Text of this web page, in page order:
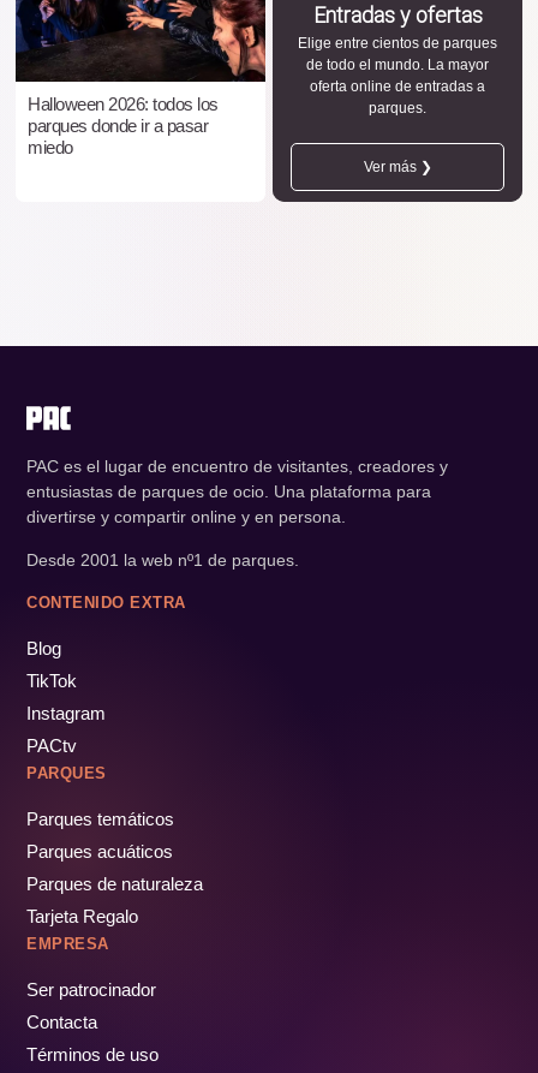
Halloween 2026: todos los
parques donde ir a pasar
miedo
Entradas y ofertas
Elige entre cientos de parques
de todo el mundo. La mayor
oferta online de entradas a
parques.
Ver más ❯
PAC es el lugar de encuentro de visitantes, creadores y
entusiastas de parques de ocio. Una plataforma para
divertirse y compartir online y en persona.
Desde 2001 la web nº1 de parques.
CONTENIDO EXTRA
Blog
TikTok
Instagram
PACtv
PARQUES
Parques temáticos
Parques acuáticos
Parques de naturaleza
Tarjeta Regalo
EMPRESA
Ser patrocinador
Contacta
Términos de uso